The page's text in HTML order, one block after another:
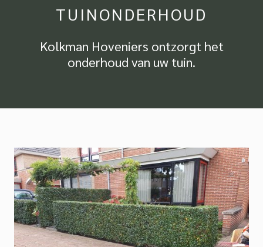
TUINONDERHOUD
Kolkman Hoveniers ontzorgt het
onderhoud van uw tuin.